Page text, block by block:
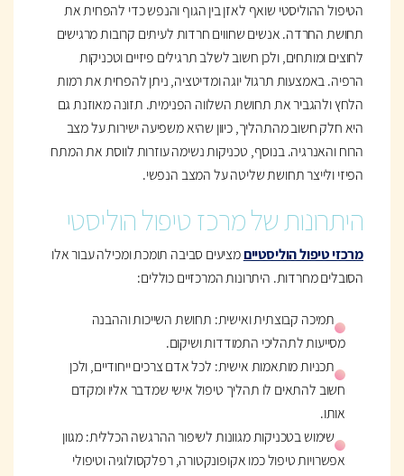
הטיפול ההוליסטי שואף לאזן בין הגוף והנפש כדי להפחית את
תחושת החרדה. אנשים שחווים חרדות לעיתים קרובות מרגישים
לחוצים ומותחים, ולכן חשוב לשלב תרגילים פיזיים וטכניקות
הרפיה. באמצעות תרגול יוגה ומדיטציה, ניתן להפחית את רמות
הלחץ ולהגביר את תחושת השלווה הפנימית. תזונה מאוזנת גם
היא חלק חשוב מהתהליך, כיוון שהיא משפיעה ישירות על מצב
הרוח והאנרגיה. בנוסף, טכניקות נשימה עוזרות לווסת את המתח
הפיזי ולייצר תחושת שליטה על המצב הנפשי.
היתרונות של מרכז טיפול הוליסטי
מרכזי טיפול הוליסטייםמציעים סביבה תומכת ומכילה עבור אלו
הסובלים מחרדות. היתרונות המרכזיים כוללים:
תמיכה קבוצתית ואישית: תחושת השייכות וההבנה
מסייעות לתהליכי התמודדות ושיקום.
תכניות מותאמות אישית: לכל אדם צרכים ייחודיים, ולכן
חשוב להתאים לו תהליך טיפול אישי שמדבר אליו ומקדם
אותו.
שימוש בטכניקות מגוונות לשיפור ההרגשה הכללית: מגוון
אפשרויות טיפול כמו אקופונקטורה, רפלקסולוגיה וטיפולי